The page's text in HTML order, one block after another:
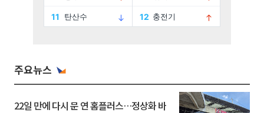
주요뉴스
22일 만에 다시 문 연 홈플러스…정상화 바